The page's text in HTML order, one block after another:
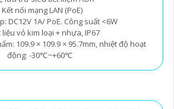
Kết nối mạng LAN (PoE)
DC12V 1A/ PoE. Công suất <6W
liệu vỏ kim loại + nhựa, IP67
109.9 × 109.9 × 95.7mm, nhiệt độ hoạt
động: -30℃~+60℃